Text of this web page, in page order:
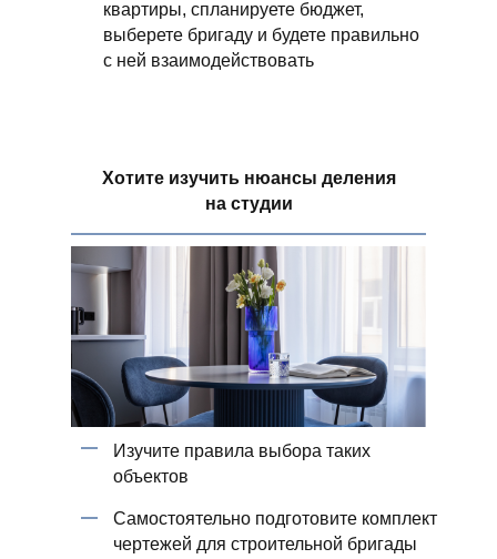
квартиры, спланируете бюджет,
выберете бригаду и будете правильно
с ней взаимодействовать
Хотите изучить нюансы деления
на студии
Изучите правила выбора таких
объектов
Самостоятельно подготовите комплект
чертежей для строительной бригады